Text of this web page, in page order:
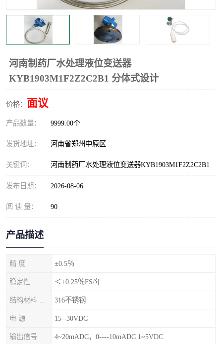
河南制药厂水处理液位变送器
KYB1903M1F2Z2C2B1 分体式设计
价格： 面议
产品数量： 9999.00个
发货地址： 河南省郑州中原区
关键词： 河南制药厂水处理液位变送器KYB1903M1F2Z2C2B1
发布日期： 2026-08-06
阅 读 量： 90
产品描述
精 度 ±0.5％
稳定性 ＜±0.25％FS/年
316不锈钢
电 源 15--30VDC
输出信号 4~20mADC，0----10mADC 1~5VDC
流量计 工业自动化系统成套设备